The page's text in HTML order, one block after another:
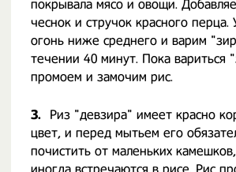
покрывала мясо и овощи.
чеснок и стручок красного перца.
огонь ниже среднего и варим
течении 40 минут. Пока вариться
промоем и замочим рис.
3.
Риз "девзира" имеет красно
цвет, и перед мытьем его
почистить от маленьких